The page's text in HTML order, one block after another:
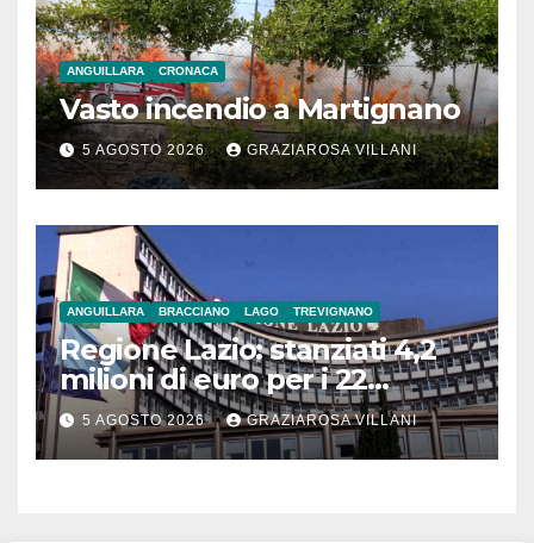
ANGUILLARA CRONACA
Vasto incendio a Martignano
5 AGOSTO 2026 GRAZIAROSA VILLANI
ANGUILLARA BRACCIANO LAGO TREVIGNANO
Regione Lazio: stanziati 4,2
milioni di euro per i 22
Comuni dell’Etruria
Meridionale
5 AGOSTO 2026 GRAZIAROSA VILLANI